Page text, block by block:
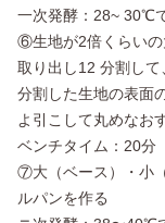
一次発酵：28~ 30℃
⑥生地が2倍くらいの
取り出し12 分割して
分割した生地の表面
よ引こして丸めなお
ベンチタイム：20分
⑦大（ベース）・小
ルパンを作る